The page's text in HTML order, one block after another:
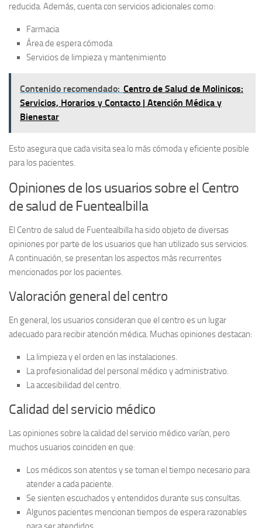
reducida. Además, cuenta con servicios adicionales como:
Farmacia
Área de espera cómoda
Servicios de limpieza y mantenimiento
Contenido recomendado: Centro de Salud de Molinicos:
Servicios, Horarios y Contacto | Atención Médica y
Bienestar
Esto asegura que cada visita sea lo más cómoda y eficiente posible
para los pacientes.
Opiniones de los usuarios sobre el Centro
de salud de Fuentealbilla
El Centro de salud de Fuentealbillaha sido objeto de diversas
opiniones por parte de los usuarios que han utilizado sus servicios.
A continuación, se presentan los aspectos más recurrentes
mencionados por los pacientes.
Valoración general del centro
En general, los usuarios consideran que el centro es un lugar
adecuado para recibir atención médica. Muchas opiniones destacan:
La limpieza y el orden en las instalaciones.
La profesionalidad del personal médico y administrativo.
La accesibilidad del centro.
Calidad del servicio médico
Las opiniones sobre la calidad del servicio médico varían, pero
muchos usuarios coinciden en que:
Los médicos son atentos y se toman el tiempo necesario para
atender a cada paciente.
Se sienten escuchados y entendidos durante sus consultas.
Algunos pacientes mencionan tiempos de espera razonables